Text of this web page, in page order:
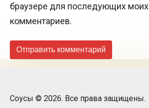
браузере для последующих моих
комментариев.
Соусы © 2026. Все права защищены.